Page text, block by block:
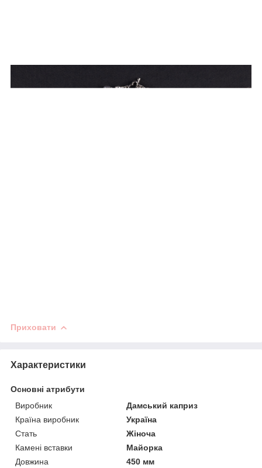
Приховати
Характеристики
Основні атрибути
Виробник
Дамський каприз
Країна виробник
Україна
Стать
Жіноча
Камені вставки
Майорка
Довжина
450 мм